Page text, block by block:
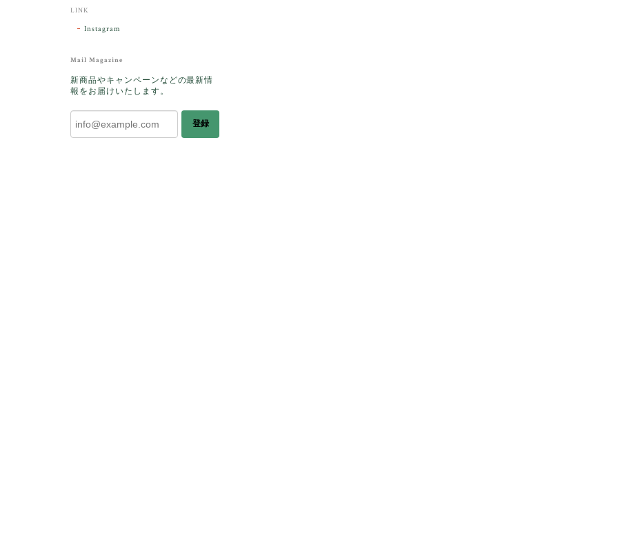
LINK
Instagram
Mail Magazine
新商品やキャンペーンなどの最新情
報をお届けいたします。
登録